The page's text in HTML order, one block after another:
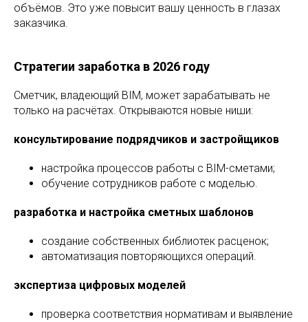
объёмов. Это уже повысит вашу ценность в глазах
заказчика.
Стратегии заработка в 2026 году
Сметчик, владеющий BIM, может зарабатывать не
только на расчётах. Открываются новые ниши:
консультирование подрядчиков и застройщиков
настройка процессов работы с BIM-сметами;
обучение сотрудников работе с моделью.
разработка и настройка сметных шаблонов
создание собственных библиотек расценок;
автоматизация повторяющихся операций.
экспертиза цифровых моделей
проверка соответствия нормативам и выявление